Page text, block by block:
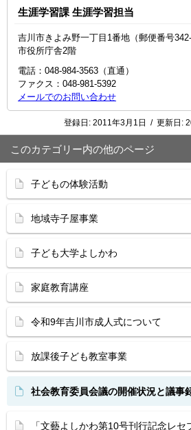
生涯学習課 生涯学習担当
吉川市きよみ野一丁目1番地（郵便番号342-
市役所庁舎2階
電話：048-984-3563（直通）
ファクス：048-981-5392
メールでのお問い合わせ
登録日: 2011年3月1日 / 更新日:
このカテゴリー内の他のページ
子どもの体験活動
地域寺子屋事業
子ども大学よしかわ
家庭教育講座
令和9年吉川市成人式について
放課後子ども教室事業
社会教育委員会議の開催状況と議事
「文藝よしかわ第10号刊行記念レセ